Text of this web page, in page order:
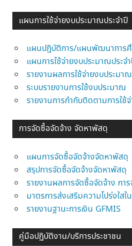
แผนการใช้จ่ายงบประมาณประจำปี
แผนปฎิบัติการ/แผนพัฒนาการ
แผนการใช้จ่ายงบประมาณประจ
รายงานผลการใช้จ่ายงบประมา
ระบบรายงานการใช้งบประมาณ
รายงานการกำกับติดตามการใ
การจัดซื้อจัดจ้าง จัดหาพัสดุ
แผนการจัดซื้อจัดจ้างจัดหาพัสดุ
สรุปการจัดซื้อจัดจ้างจัดหาพัสดุ
รายงานผลการจัดซื้อจัดจ้าง กา
มาตรการส่งเสริมความโปร่งใส
รายงานฐานะการเงิน GFMIS
คู่มือปฏิบัติงาน/บริการประชาชน